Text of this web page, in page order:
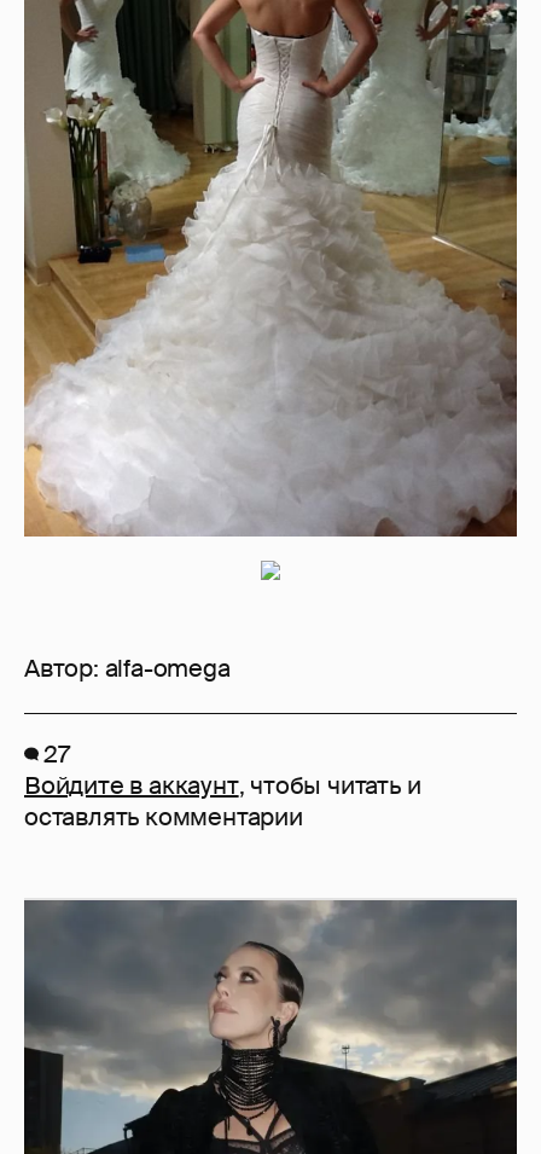
Автор: alfa-omega
27
Войдите в аккаунт, чтобы читать и
оставлять комментарии